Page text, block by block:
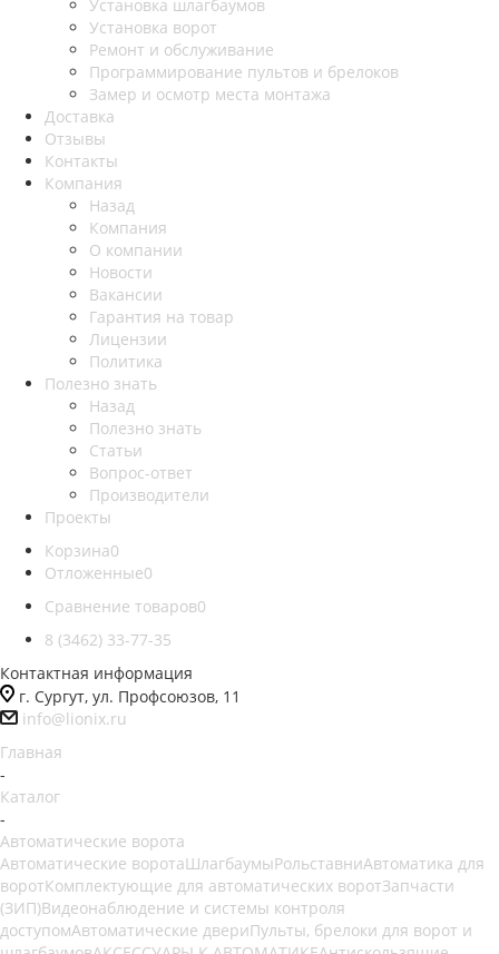
Установка шлагбаумов
Установка ворот
Ремонт и обслуживание
Программирование пультов и брелоков
Замер и осмотр места монтажа
Доставка
Отзывы
Контакты
Компания
Назад
Компания
О компании
Новости
Вакансии
Гарантия на товар
Лицензии
Политика
Полезно знать
Назад
Полезно знать
Статьи
Вопрос-ответ
Производители
Проекты
Корзина0
Отложенные0
Сравнение товаров0
8 (3462) 33-77-35
Контактная информация
г. Сургут, ул. Профсоюзов, 11
info@lionix.ru
Главная
-
Каталог
-
Автоматические ворота
Автоматические воротаШлагбаумыРольставниАвтоматика для
воротКомплектующие для автоматических воротЗапчасти
(ЗИП)Видеонаблюдение и системы контроля
доступомАвтоматические двериПульты, брелоки для ворот и